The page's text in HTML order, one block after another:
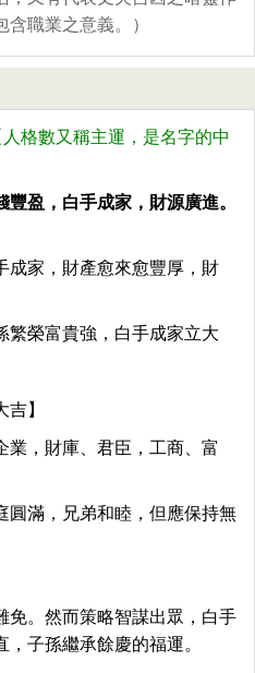
職業之意義。）
人格數又稱主運，是名字的中
豐盈，白手成家，財源廣進。
成家，財產愈來愈豐厚，財
繁榮富貴強，白手成家立大
】
業，財庫、君臣，工商、富
圓滿，兄弟和睦，但應保持無
免。然而策略智謀出眾，白手
子孫繼承餘慶的福運。